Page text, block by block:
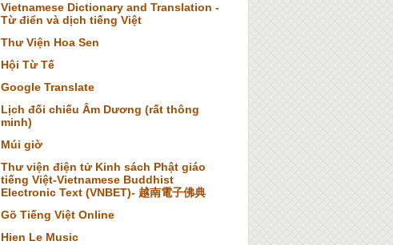
Vietnamese Dictionary and Translation -
Từ điển và dịch tiếng Việt
Thư Viện Hoa Sen
Hội Từ Tế
Google Translate
Lịch đối chiếu Âm Dương (rất thông
minh)
Múi giờ
Thư viện điện tử Kinh sách Phật giáo
tiếng Việt-Vietnamese Buddhist
Electronic Text (VNBET)- 越南電子佛典
Gõ Tiếng Việt Online
Hien Le Music